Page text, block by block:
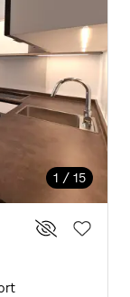
1 / 15